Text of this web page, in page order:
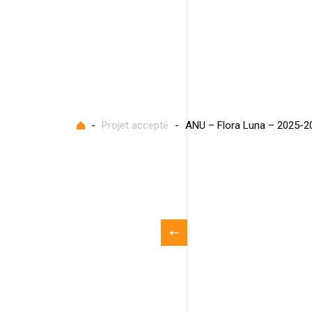
Accueil
- Projet accepté - ANU – Flora Luna – 2025-